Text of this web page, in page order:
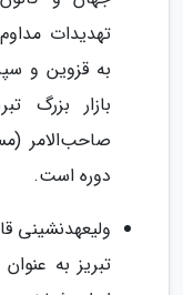
تهدیدات
به قزوین و
بازار بزرگ
صاحب‌الامر
دوره است.
تبریز به